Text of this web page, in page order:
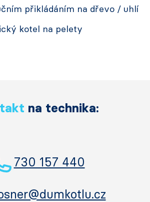
přikládáním na dřevo / uhlí
kotel na pelety
na technika:
730 157 440